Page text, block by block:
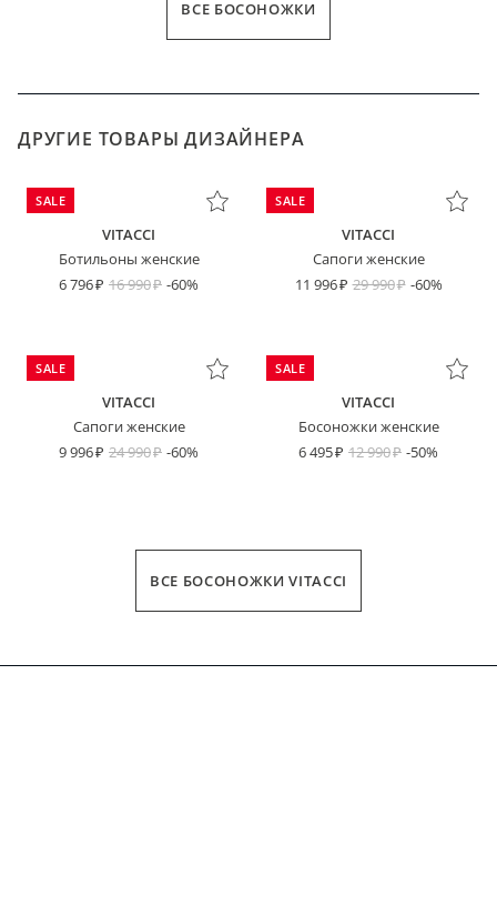
ВСЕ БОСОНОЖКИ
ДРУГИЕ ТОВАРЫ ДИЗАЙНЕРА
SALE
VITACCI
Ботильоны женские
6 796
16 990 -60%
SALE
VITACCI
Сапоги женские
11 996
29 990 -60%
SALE
VITACCI
Сапоги женские
9 996
24 990 -60%
SALE
VITACCI
Босоножки женские
6 495
12 990 -50%
ВСЕ БОСОНОЖКИ VITACCI